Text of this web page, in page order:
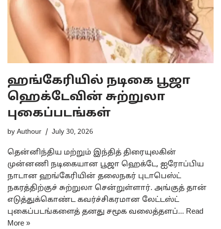
ஹங்கேரியில் நடிகை பூஜா
ஹெக்டேவின் சுற்றுலா
புகைப்படங்கள்
by Authour July 30, 2026
தென்னிந்திய மற்றும் இந்தித் திரையுலகின்
முன்னணி நடிகையான பூஜா ஹெக்டே, ஐரோப்பிய
நாடான ஹங்கேரியின் தலைநகர் புடாபெஸ்ட்
நகரத்திற்குச் சுற்றுலா சென்றுள்ளார். அங்குத் தான்
எடுத்துக்கொண்ட கவர்ச்சிகரமான லேட்டஸ்ட்
புகைப்படங்களைத் தனது சமூக வலைத்தளப்… Read
More »